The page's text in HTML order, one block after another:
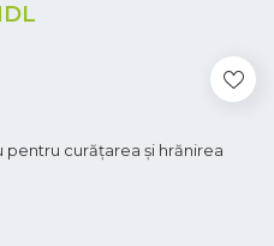
curăţarea şi hrănirea